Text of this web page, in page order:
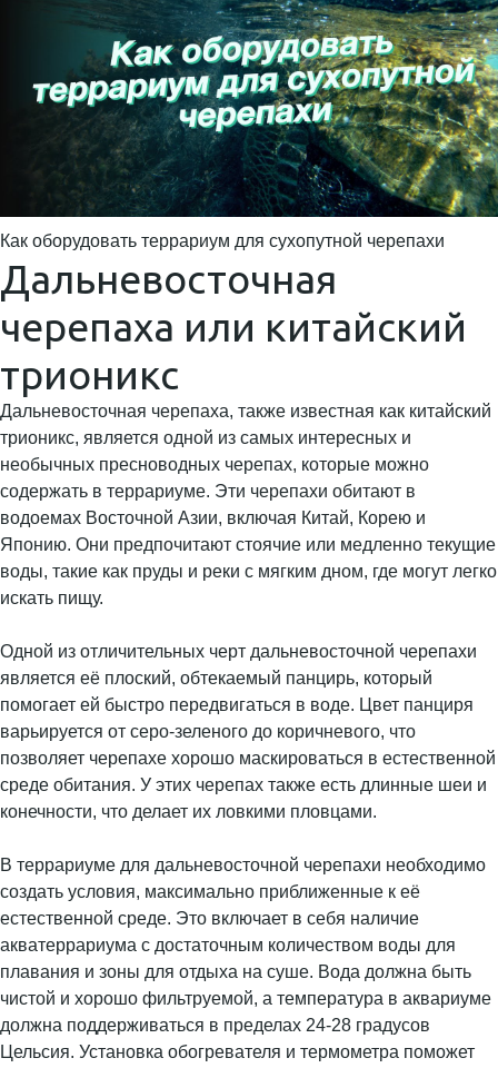
Как оборудовать террариум для сухопутной черепахи
Дальневосточная
черепаха или китайский
трионикс
Дальневосточная черепаха, также известная как китайский
трионикс, является одной из самых интересных и
необычных пресноводных черепах, которые можно
содержать в террариуме. Эти черепахи обитают в
водоемах Восточной Азии, включая Китай, Корею и
Японию. Они предпочитают стоячие или медленно текущие
воды, такие как пруды и реки с мягким дном, где могут легко
искать пищу.
Одной из отличительных черт дальневосточной черепахи
является её плоский, обтекаемый панцирь, который
помогает ей быстро передвигаться в воде. Цвет панциря
варьируется от серо-зеленого до коричневого, что
позволяет черепахе хорошо маскироваться в естественной
среде обитания. У этих черепах также есть длинные шеи и
конечности, что делает их ловкими пловцами.
В террариуме для дальневосточной черепахи необходимо
создать условия, максимально приближенные к её
естественной среде. Это включает в себя наличие
акватеррариума с достаточным количеством воды для
плавания и зоны для отдыха на суше. Вода должна быть
чистой и хорошо фильтруемой, а температура в аквариуме
должна поддерживаться в пределах 24-28 градусов
Цельсия. Установка обогревателя и термометра поможет